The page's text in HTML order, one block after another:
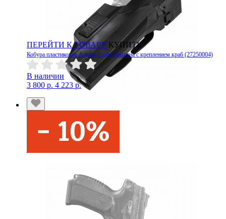
ПЕРЕЙТИ К ТОВАРУ КУПИТЬ
Кобура пластиковая Альфа-2 для Ярыгина с креплением краб (27250004)
В наличии
3 800 р. 4 223 р.